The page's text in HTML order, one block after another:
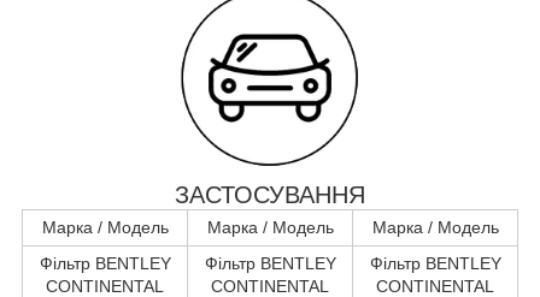
ЗАСТОСУВАННЯ
Марка / Модель Марка / Модель
Марка / Модель
Фільтр BENTLEY
CONTINENTAL
Фільтр BENTLEY
CONTINENTAL
Фільтр BENTLEY
CONTINENTAL